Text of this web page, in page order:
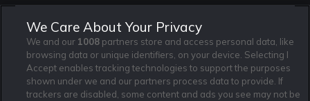
Jag vill få nyhetsbrev från Rekatochklart och jag är 18+. Regler
och villkor gäller. *
We Care About Your Privacy
We and our 1008 partners store and access personal data, like
browsing data or unique identifiers, on your device. Selecting I
Accept enables tracking technologies to support the purposes
shown under we and our partners process data to provide. If
trackers are disabled, some content and ads you see may not be